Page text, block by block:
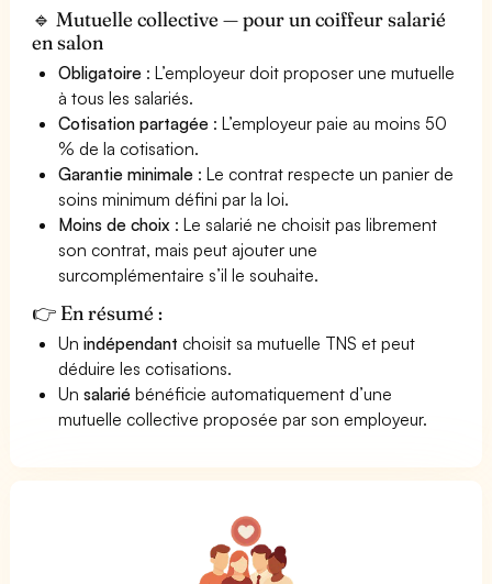
🔹 Mutuelle collective — pour un coiffeur salarié
en salon
Obligatoire : L’employeur doit proposer une mutuelle
à tous les salariés.
Cotisation partagée : L’employeur paie au moins 50
% de la cotisation.
Garantie minimale : Le contrat respecte un panier de
soins minimum défini par la loi.
Moins de choix : Le salarié ne choisit pas librement
son contrat, mais peut ajouter une
surcomplémentaire s’il le souhaite.
👉 En résumé :
Unindépendant choisit sa mutuelle TNS et peut
déduire les cotisations.
Unsalarié bénéficie automatiquement d’une
mutuelle collective proposée par son employeur.